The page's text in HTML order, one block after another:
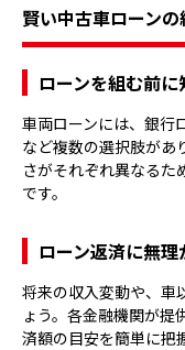
賢い中古車ローン
ローンを組む前
車両ローンには、銀行
など複数の選択肢があ
さがそれぞれ異なるた
です。
ローン返済に無
将来の収入変動や、車
ょう。各金融機関が提
済額の目安を簡単に把